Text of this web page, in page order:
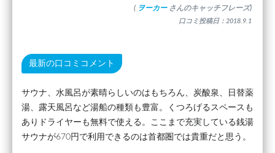
( ヲーカー さんのキャッチフレーズ)
口コミ投稿日：2018.9.1
最新の口コミコメント
サウナ、水風呂が素晴らしいのはもちろん、炭酸泉、日替薬
湯、露天風呂など湯船の種類も豊富。くつろげるスペースも
ありドライヤーも無料で使える。ここまで充実している銭湯
サウナが670円で利用できるのは首都圏では貴重だと思う。